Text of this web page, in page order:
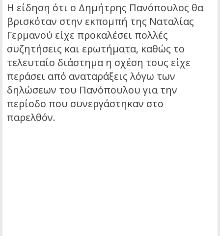
Η είδηση ότι ο Δημήτρης Πανόπουλος θα
βρισκόταν στην εκπομπή της Ναταλίας
Γερμανού είχε προκαλέσει πολλές
συζητήσεις και ερωτήματα, καθώς το
τελευταίο διάστημα η σχέση τους είχε
περάσει από αναταράξεις λόγω των
δηλώσεων του Πανόπουλου για την
περίοδο που συνεργάστηκαν στο
παρελθόν.